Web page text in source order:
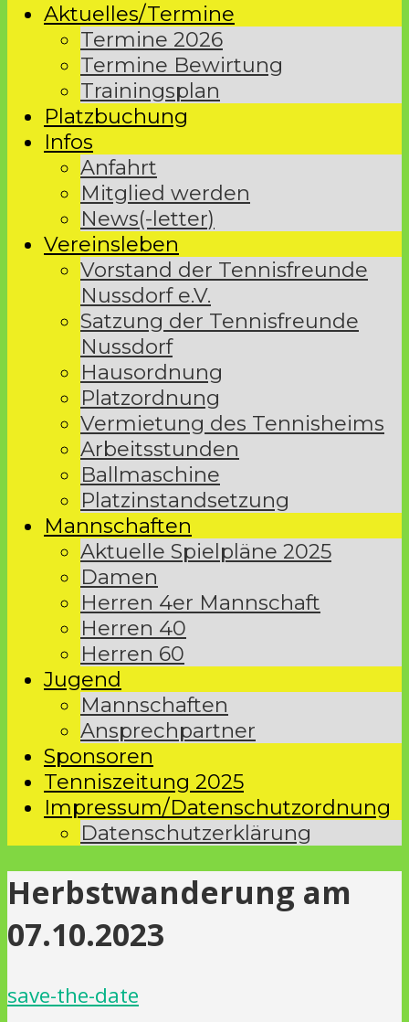
Aktuelles/Termine
Termine 2026
Termine Bewirtung
Trainingsplan
Platzbuchung
Infos
Anfahrt
Mitglied werden
News(-letter)
Vereinsleben
Vorstand der Tennisfreunde
Nussdorf e.V.
Satzung der Tennisfreunde
Nussdorf
Hausordnung
Platzordnung
Vermietung des Tennisheims
Arbeitsstunden
Ballmaschine
Platzinstandsetzung
Mannschaften
Aktuelle Spielpläne 2025
Damen
Herren 4er Mannschaft
Herren 40
Herren 60
Jugend
Mannschaften
Ansprechpartner
Sponsoren
Tenniszeitung 2025
Impressum/Datenschutzordnung
Datenschutzerklärung
Herbstwanderung am
07.10.2023
save-the-date